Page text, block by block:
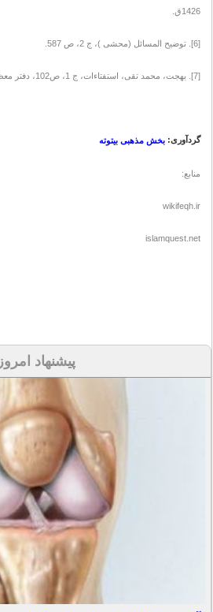
1426ق.
[6]. توضيح المسائل (محشى )، ج ‌2، ص 587.
[7]. بهجت، محمد تقی، استفتاءات، ج ‌1، ص102، دفتر معظم له، قم، 1428ق.
گردآوری: بخش مذهبی بیتوته
منابع:
wikifeqh.ir
islamquest.net
پیشنهاد امروز